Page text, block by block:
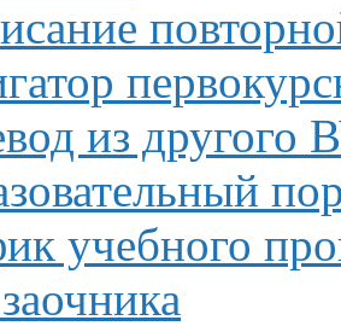
из другого
учебного